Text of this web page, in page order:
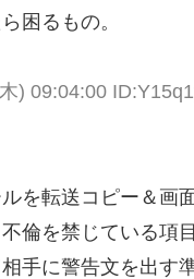
困るもの。
) 09:04:00
を転送コピー＆画
倫を禁じている項
手に警告文を出す